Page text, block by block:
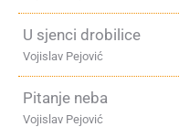
U sjenci drobilice
Vojislav Pejović
Pitanje neba
Vojislav Pejović